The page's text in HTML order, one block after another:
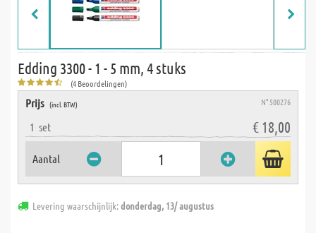
Edding 3300 - 1 - 5 mm, 4 stuks
(4 Beoordelingen)
Prijs (incl. BTW) N° 500276
1 set € 18,00
Aantal
Levering waarschijnlijk:donderdag, 13/ augustus